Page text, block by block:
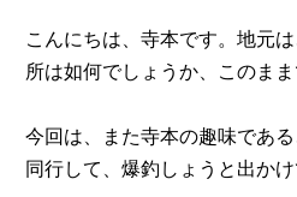
こんにちは、寺本です。地元
所は如何でしょうか、このま
今回は、また寺本の趣味であ
同行して、爆釣しょうと出か